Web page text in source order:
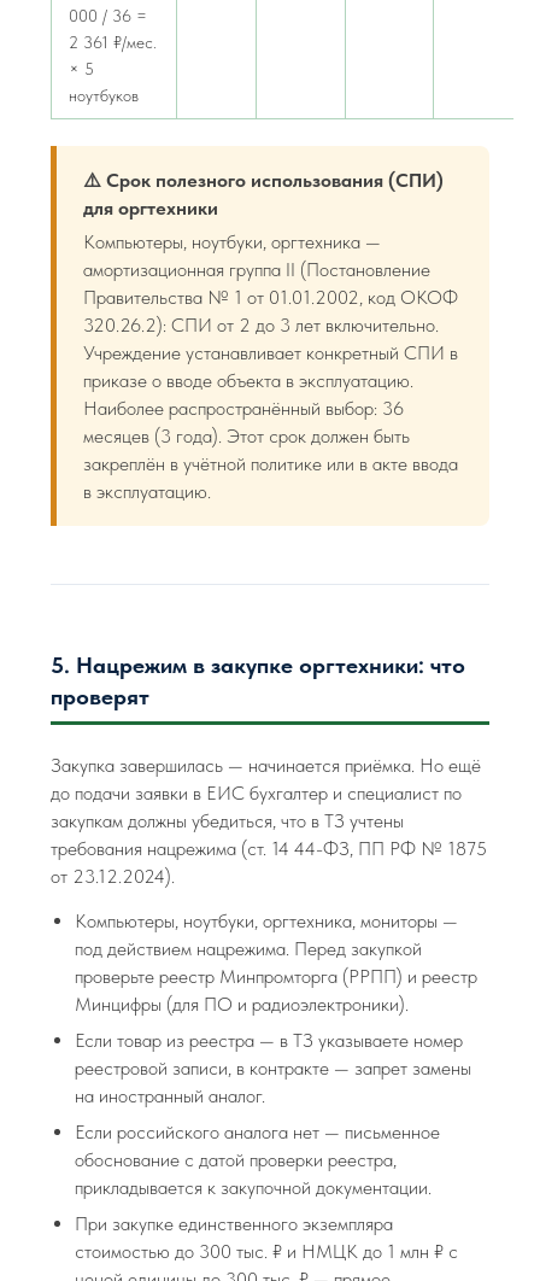
000 / 36 =
2 361 ₽/мес.
× 5
ноутбуков
⚠️ Срок полезного использования (СПИ)
для оргтехники
Компьютеры, ноутбуки, оргтехника —
амортизационная группа II (Постановление
Правительства № 1 от 01.01.2002, код ОКОФ
320.26.2): СПИ от 2 до 3 лет включительно.
Учреждение устанавливает конкретный СПИ в
приказе о вводе объекта в эксплуатацию.
Наиболее распространённый выбор: 36
месяцев (3 года). Этот срок должен быть
закреплён в учётной политике или в акте ввода
в эксплуатацию.
5. Нацрежим в закупке оргтехники: что
проверят
Закупка завершилась — начинается приёмка. Но ещё
до подачи заявки в ЕИС бухгалтер и специалист по
закупкам должны убедиться, что в ТЗ учтены
требования нацрежима (ст. 14 44-ФЗ, ПП РФ № 1875
от 23.12.2024).
Компьютеры, ноутбуки, оргтехника, мониторы —
под действием нацрежима. Перед закупкой
проверьте реестр Минпромторга (РРПП) и реестр
Минцифры (для ПО и радиоэлектроники).
Если товар из реестра — в ТЗ указываете номер
реестровой записи, в контракте — запрет замены
на иностранный аналог.
Если российского аналога нет — письменное
обоснование с датой проверки реестра,
прикладывается к закупочной документации.
При закупке единственного экземпляра
стоимостью до 300 тыс. ₽ и НМЦК до 1 млн ₽ с